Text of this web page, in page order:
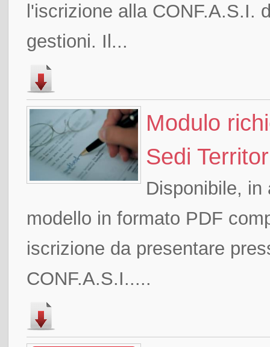
l'iscrizione alla CONF.A.S.I.
gestioni. Il...
Modulo
Sedi
Disponibile, in
modello in formato PDF
iscrizione da presentare
CONF.A.S.I.....